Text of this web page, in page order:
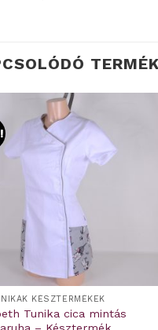
KÉSZTERMÉKEK
Tunika cica mintás